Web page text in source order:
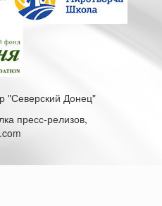
"Северский Донец"
пресс-релизов,